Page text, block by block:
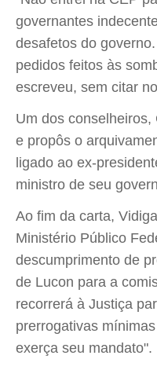
governantes
desafetos do
pedidos feitos às
escreveu, sem citar
Um dos
e propôs o
ligado ao ex-
ministro de seu
Ao fim da carta,
Ministério Público
descumprimento de
de Lucon para a
recorrerá à Justiça
prerrogativas
exerça seu mandato".